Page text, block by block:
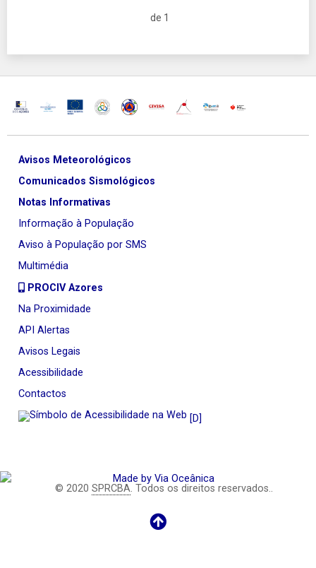
de 1
Avisos Meteorológicos
Comunicados Sismológicos
Notas Informativas
Informação à População
Aviso à População por SMS
Multimédia
PROCIV Azores
Na Proximidade
API Alertas
Avisos Legais
Acessibilidade
Contactos
[D]
© 2020 SPRCBA. Todos os direitos reservados..